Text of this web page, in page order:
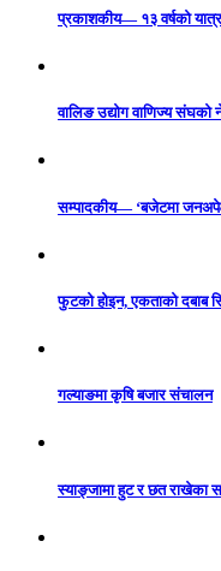
प्रकाशकीय— १३ वर्षको
वालिङ उद्योग वाणिज्य संघको
सम्पादकीय— ‘बजेटमा
फुटको होइन, एकताको दबाब
गल्याङमा कृषि बजार संचालन
स्याङ्जामा हुट र छत राखेका